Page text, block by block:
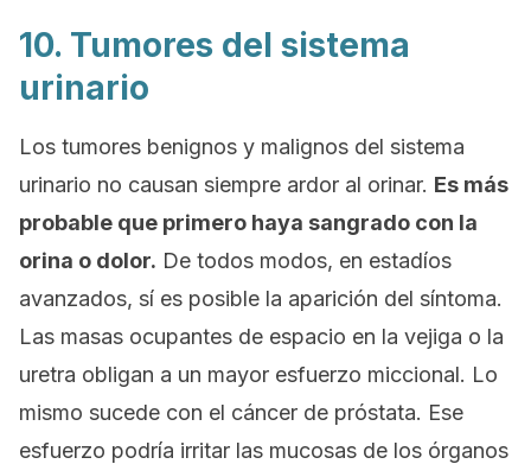
10. Tumores del sistema
urinario
Los tumores benignos y malignos del sistema
urinario no causan siempre ardor al orinar. Es más
probable que primero haya sangrado con la
orina o dolor. De todos modos, en estadíos
avanzados, sí es posible la aparición del síntoma.
Las masas ocupantes de espacio en la vejiga o la
uretra obligan a un mayor esfuerzo miccional. Lo
mismo sucede con el cáncer de próstata. Ese
esfuerzo podría irritar las mucosas de los órganos